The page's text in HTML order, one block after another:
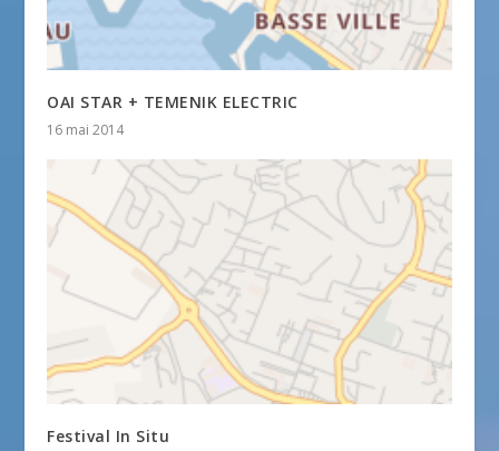
OAI STAR + TEMENIK ELECTRIC
16 mai 2014
Festival In Situ